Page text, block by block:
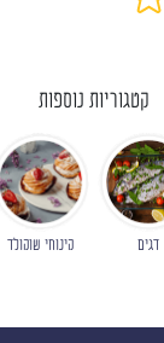
קטגוריות נוספות
דגים קינוחי שוקולד